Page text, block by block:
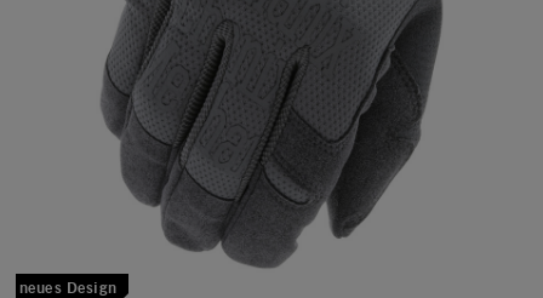
neues Design